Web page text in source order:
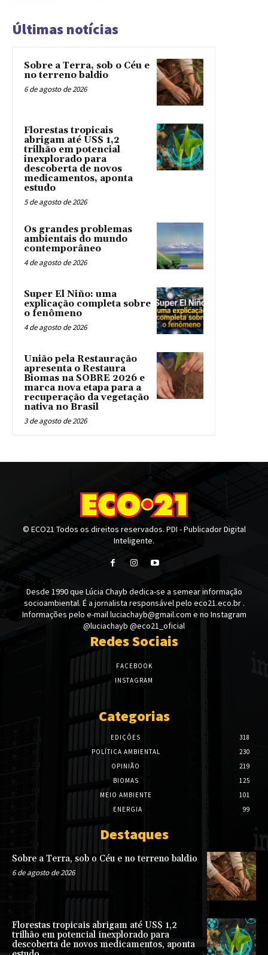
Últimas notícias
Sobre a Terra, sob o Céu e
no terreno baldio
6 de agosto de 2026
Florestas tropicais
abrigam até US$ 1,2
trilhão em potencial
inexplorado para
descoberta de novos
medicamentos, aponta
estudo
5 de agosto de 2026
Os grandes problemas
ambientais do mundo
contemporâneo
4 de agosto de 2026
Super El Niño: uma
explicação completa sobre
o fenômeno
4 de agosto de 2026
União pela Restauração
apresenta o Restaura
Biomas na SOBRE 2026 e
marca nova etapa para a
recuperação da vegetação
nativa no Brasil
3 de agosto de 2026
© ECO21 Todos os direitos reservados. PDI - Publicador Digital
Inteligente.
Desde 1990 que Lúcia Chayb dedica-se a semear informação
socioambiental. É a jornalista responsável pelo eco21.eco.br .
Informações pelo e-mail luciachayb@gmail.com e no Instagram
@luciachayb @eco21_oficial
Redes Sociais
FACEBOOK
INSTAGRAM
Categorias
EDIÇÕES
318
POLÍTICA AMBIENTAL
230
OPINIÃO
219
BIOMAS
125
MEIO AMBIENTE
101
ENERGIA
99
Destaques
Sobre a Terra, sob o Céu e no terreno baldio
6 de agosto de 2026
Florestas tropicais abrigam até US$ 1,2
trilhão em potencial inexplorado para
descoberta de novos medicamentos, aponta